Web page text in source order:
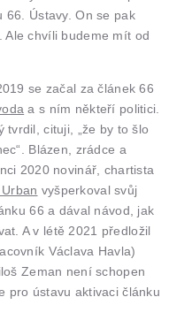
66. Ústavy. On se pak
Ale chvíli budeme mít od
se začal za článek 66
a s ním někteří politici.
tvrdil, cituji, „že by to šlo
Blázen, zrádce a
2020 novinář, chartista
vyšperkoval svůj
66 a dával návod, jak
A v létě 2021 předložil
Václava Havla)
Zeman není schopen
pro ústavu aktivaci článku